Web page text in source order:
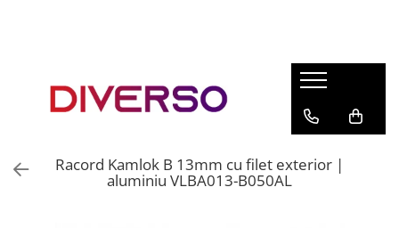
ASA
Racord Kamlok B 13mm cu filet exterior |
aluminiu VLBA013-B050AL